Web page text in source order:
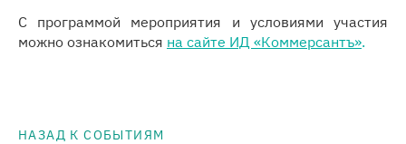
С программой мероприятия и условиями участия
можно ознакомиться на сайте ИД «Коммерсантъ».
НАЗАД К СОБЫТИЯМ